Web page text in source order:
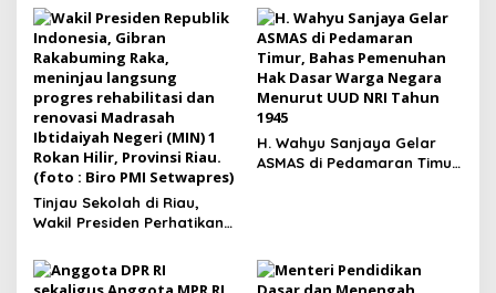
Selatan
Tinjau Sekolah di Riau,
Wakil Presiden Perhatikan
H. Wahyu Sanjaya Gelar
ASMAS di Pedamaran Timur,